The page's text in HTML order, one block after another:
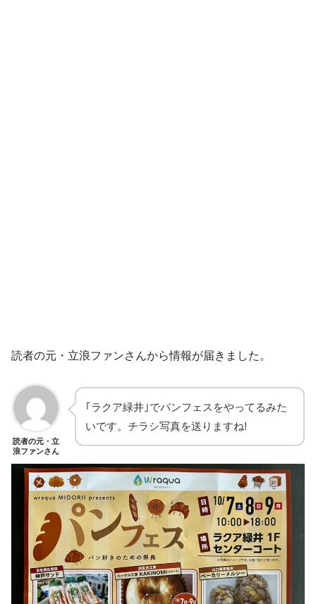
読者の元・立浪ファンさんから情報が届きました。
読者の元・立
浪ファンさん
｢ラクア緑井｣でパンフェスをやってるみた
いです。チラシ写真を送りますね!